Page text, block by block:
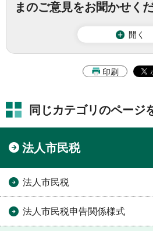
まのご意見をお聞かせく
開く
印刷
同じカテゴリのページ
法人市民税
法人市民税
法人市民税申告関係様式